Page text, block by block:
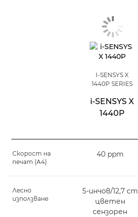
I-SENSYS X
1440P SERIES
i-SENSYS X
1440P
Скорост на
печат (A4)
40 ppm
Лесно
използване
5-инчов/12,7 cm
цветен
сензорен